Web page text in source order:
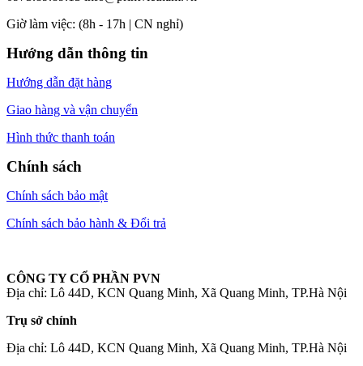
​Giờ làm việc: (8h - 17h | CN nghỉ)
Hướng dẫn thông tin
Hướng dẫn đặt hàng
Giao hàng và vận chuyển
Hình thức thanh toán
Chính sách
Chính sách bảo mật
Chính sách bảo hành & Đổi trả
CÔNG TY CỔ PHẦN PVN
Địa chỉ: Lô 44D, KCN Quang Minh, Xã Quang Minh, TP.Hà Nội
Trụ sở chính
Địa chỉ: Lô 44D, KCN Quang Minh, Xã Quang Minh, TP.Hà Nội